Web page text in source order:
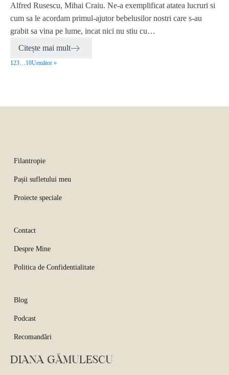
Alfred Rusescu, Mihai Craiu. Ne-a exemplificat atatea lucruri si
cum sa le acordam primul-ajutor bebelusilor nostri care s-au
grabit sa vina pe lume, incat nici nu stiu cu…
Citește mai mult
123…10Următor »
Filantropie
Pașii sufletului meu
Proiecte speciale
Contact
Despre Mine
Politica de Confidentialitate
Blog
Podcast
Recomandări
DIANA GĂMULESCU